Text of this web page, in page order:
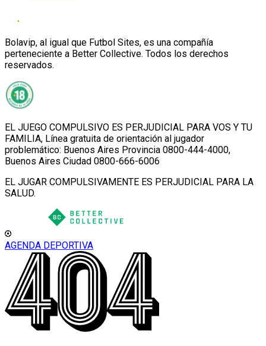
Bolavip, al igual que Futbol Sites, es una compañía
perteneciente a Better Collective. Todos los derechos
reservados.
EL JUEGO COMPULSIVO ES PERJUDICIAL PARA VOS Y TU
FAMILIA, Línea gratuita de orientación al jugador
problemático: Buenos Aires Provincia 0800-444-4000,
Buenos Aires Ciudad 0800-666-6006
EL JUGAR COMPULSIVAMENTE ES PERJUDICIAL PARA LA
SALUD.
AGENDA DEPORTIVA